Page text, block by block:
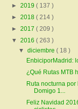
► 2019 ( 137 )
► 2018 ( 214 )
► 2017 ( 209 )
▼ 2016 ( 263 )
▼diciembre( 18 )
EnbiciporMadrid:
¿Qué Rutas MTB
Ruta nocturna
Domigo 1...
Feliz Navidad